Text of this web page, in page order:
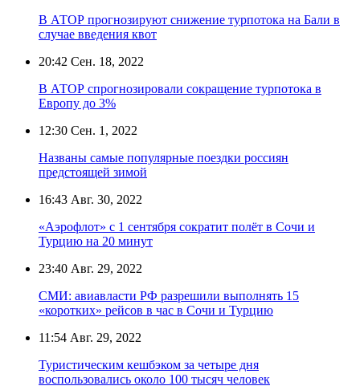
В АТОР прогнозируют снижение турпотока на Бали в
случае введения квот
20:42 Сен. 18, 2022
В АТОР спрогнозировали сокращение турпотока в
Европу до 3%
12:30 Сен. 1, 2022
Названы самые популярные поездки россиян
предстоящей зимой
16:43 Авг. 30, 2022
«Аэрофлот» с 1 сентября сократит полёт в Сочи и
Турцию на 20 минут
23:40 Авг. 29, 2022
СМИ: авиавласти РФ разрешили выполнять 15
«коротких» рейсов в час в Сочи и Турцию
11:54 Авг. 29, 2022
Туристическим кешбэком за четыре дня
воспользовались около 100 тысяч человек